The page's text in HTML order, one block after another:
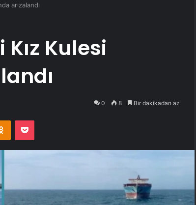
arızalandı
Kulesi
0 8 Bir dakikadan az
Odnoklassniki
Pocket